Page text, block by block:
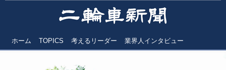
ホーム TOPICS 考えるリーダー 業界人インタビュー